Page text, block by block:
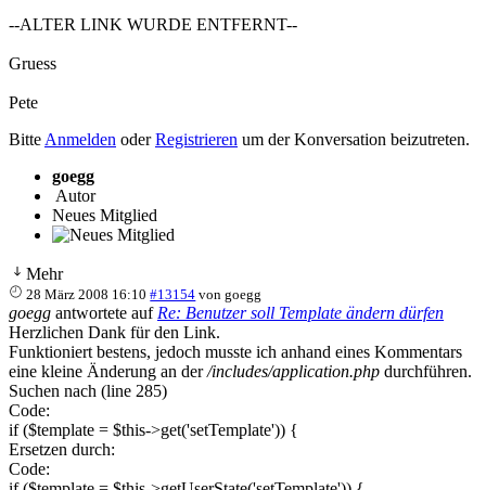
--ALTER LINK WURDE ENTFERNT--
Gruess
Pete
Bitte Anmelden oderRegistrieren um der Konversation beizutreten.
goegg
Autor
Neues Mitglied
Mehr
28 März 2008 16:10 #13154 vongoegg
goegg antwortete auf Re: Benutzer soll Template ändern dürfen
Herzlichen Dank für den Link.
Funktioniert bestens, jedoch musste ich anhand eines Kommentars
eine kleine Änderung an der/includes/application.php durchführen.
Suchen nach (line 285)
Code:
if ($template = $this->get('setTemplate')) {
Ersetzen durch:
Code: